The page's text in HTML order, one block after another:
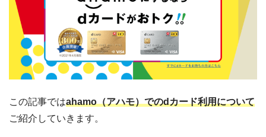
この記事ではahamo（アハモ）でのdカード利用について
ご紹介していきます。